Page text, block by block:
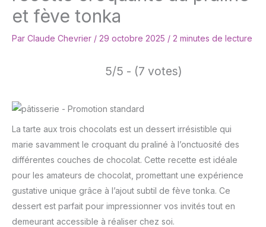
et fève tonka
Par Claude Chevrier / 29 octobre 2025 / 2 minutes de lecture
5/5 - (7 votes)
La tarte aux trois chocolats est un dessert irrésistible qui
marie savamment le croquant du praliné à l’onctuosité des
différentes couches de chocolat. Cette recette est idéale
pour les amateurs de chocolat, promettant une expérience
gustative unique grâce à l’ajout subtil de fève tonka. Ce
dessert est parfait pour impressionner vos invités tout en
demeurant accessible à réaliser chez soi.